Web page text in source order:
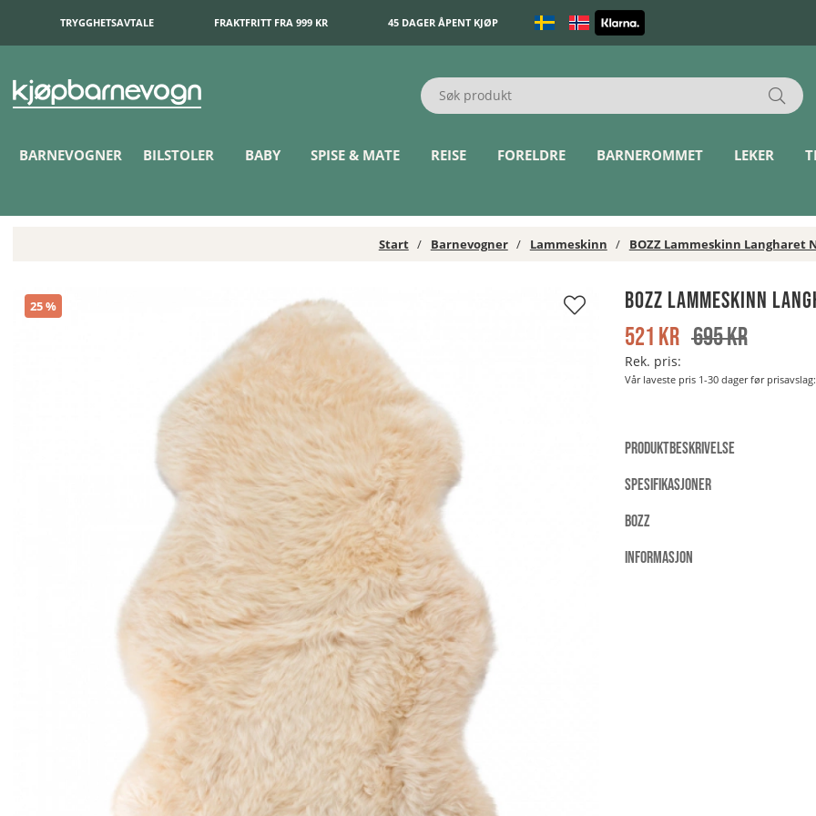
TRYGGHETSAVTALE FRAKTFRITT FRA 999 KR 45 DAGER ÅPENT KJØP
BARNEVOGNER BILSTOLER BABY SPISE & MATE REISE FORELDRE BARNEROMMET LEKER
Start Barnevogner Lammeskinn BOZZ Lammeskinn Langharet
25
BOZZ Lammeskinn Langharet Natur BOZZ Lammeskinn
695kr
521 kr
Rek. pris:
Vår laveste pris 1-30 dager før prisavslag:
PRODUKTBESKRIVELSE
SPESIFIKASJONER
BOZZ
INFORMASJON